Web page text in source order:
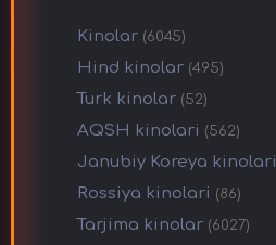
Kinolar (6045)
Hind kinolar (495)
Turk kinolar (52)
AQSH kinolari (562)
Janubiy Koreya kinolari
Rossiya kinolari (86)
Tarjima kinolar (6027)